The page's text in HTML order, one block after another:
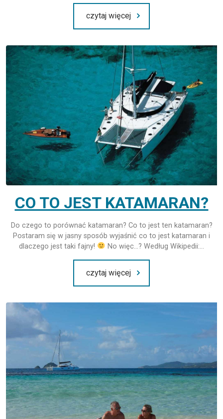
czytaj więcej
CO TO JEST KATAMARAN?
Do czego to porównać katamaran? Co to jest ten katamaran?
Postaram się w jasny sposób wyjaśnić co to jest katamaran i
dlaczego jest taki fajny!
No więc…? Według Wikipedii:…
czytaj więcej